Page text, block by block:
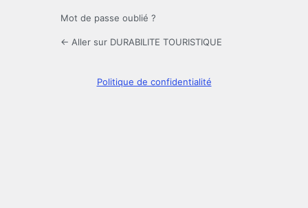
Mot de passe oublié ?
← Aller sur DURABILITE TOURISTIQUE
Politique de confidentialité